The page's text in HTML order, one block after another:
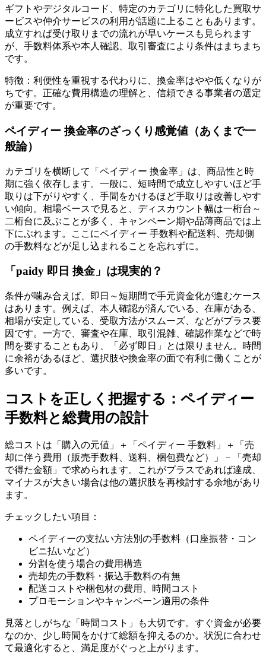
ギフトやデジタルコード、特定のカテゴリに特化した買取サ
ービスや仲介サービスの利用が話題に上ることもあります。
成立すれば受け取りまでの流れが早いケースも見られます
が、手数料体系や本人確認、取引審査により条件はまちまち
です。
特徴：利便性を重視する代わりに、換金率はやや低くなりが
ちです。正確な費用構造の理解と、信頼できる事業者の選定
が重要です。
ペイディー 換金率のざっくり感覚値（あくまで一
般論）
カテゴリを横断して「ペイディー 換金率」は、商品性と時
期に強く依存します。一般に、短時間で成立しやすいほど手
取りは下がりやすく、手間をかけるほど手取りは改善しやす
い傾向。相場ベースで見ると、ディスカウント幅は一桁台～
二桁台に及ぶことが多く、キャンペーン期や品薄商品では上
下にぶれます。ここにペイディー 手数料や配送料、売却側
の手数料などが足し込まれることを忘れずに。
「paidy 即日 換金」は現実的？
条件が噛み合えば、即日～短期間で手元資金化が進むケース
はあります。例えば、本人確認が済んでいる、在庫がある、
相場が安定している、受取方法がスムーズ、などがプラス要
因です。一方で、審査や在庫、取引混雑、確認作業などで時
間を要することもあり、「必ず即日」とは限りません。時間
に余裕があるほど、選択肢や換金率の面で有利に働くことが
多いです。
コストを正しく把握する：ペイディー
手数料と総費用の設計
総コストは「購入の元値」＋「ペイディー 手数料」＋「売
却に伴う費用（販売手数料、送料、梱包費など）」－「売却
で得た金額」で求められます。これがプラスであれば達成、
マイナスが大きい場合は他の選択肢を再検討する余地があり
ます。
チェックしたい項目：
ペイディーの支払い方法別の手数料（口座振替・コン
ビニ払いなど）
分割を使う場合の費用構造
売却先の手数料・振込手数料の有無
配送コストや梱包材の費用、時間コスト
プロモーションやキャンペーン適用の条件
見落としがちな「時間コスト」も大切です。すぐ資金が必要
なのか、少し時間をかけて総額を抑えるのか。状況に合わせ
て最適化すると、満足度がぐっと上がります。